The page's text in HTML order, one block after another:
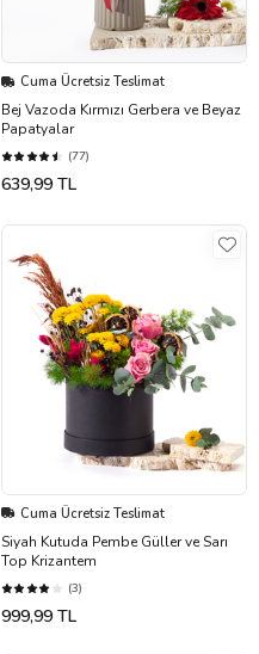
Cuma Ücretsiz Teslimat
Bej Vazoda Kırmızı Gerbera ve Beyaz
Papatyalar
(77)
639,99 TL
Cuma Ücretsiz Teslimat
Siyah Kutuda Pembe Güller ve Sarı
Top Krizantem
(3)
999,99 TL